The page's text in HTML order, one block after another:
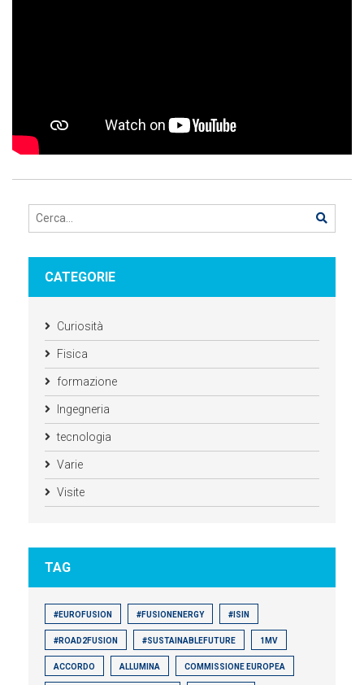
CATEGORIE
Curiosità
Fisica
formazione
Ingegneria
tecnologia
Varie
Visite
TAG
#EUROFUSION #FUSIONENERGY #ISIN
#ROAD2FUSION #SUSTAINABLEFUTURE 1MV
ACCORDO ALLUMINA COMMISSIONE EUROPEA